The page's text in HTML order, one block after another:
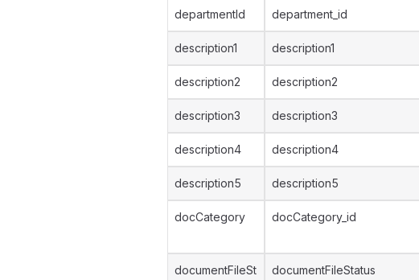
departmentId department_id
description1 description1
description2 description2
description3 description3
description4 description4
description5 description5
docCategory docCategory_id
documentFileSt
documentFileStatus